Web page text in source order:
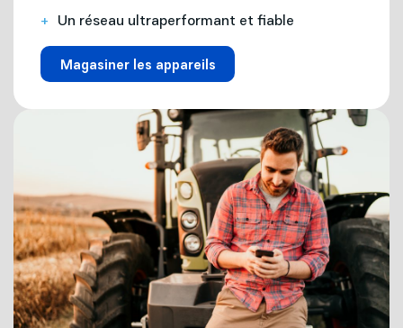
Un réseau ultraperformant et fiable
Magasiner les appareils